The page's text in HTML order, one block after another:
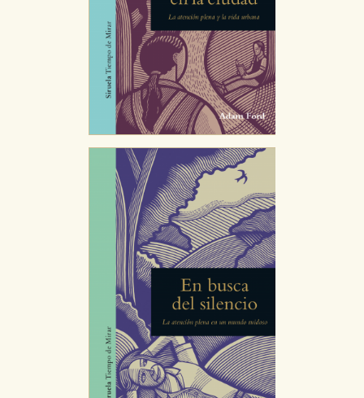
Cookies de rendimiento y analíticas
Estas cookies se utilizan para mejorar su experiencia
de navegación y optimizar el funcionamiento de
nuestro sitio web. Almacenan configuraciones de
servicios para que no tenga que reconfigurarlos cada
vez que nos visita. La información es agregada y, por lo
tanto, es anónima.
Cookies de publicidad y redes sociales
Estas cookies son gestionadas por nuestros socios
publicitarios y se utilizan para mostrar publicidad
relevante para sus intereses en otros sitios. No
almacenan directamente información personal sino
que se basan en la identificación única de su
navegador y dispositivo de internet.
GUARDAR CONFIGURACIÓN
Puede consultar nuestra política de cookies